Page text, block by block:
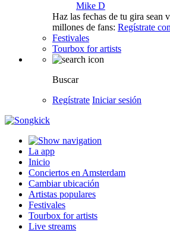
Mike D
Haz las fechas de tu gira sean
millones de fans: Regístrate
Festivales
Tourbox for artists
Buscar
Regístrate Iniciar sesión
La app
Inicio
Conciertos en Amsterdam
Cambiar ubicación
Artistas populares
Festivales
Tourbox for artists
Live streams